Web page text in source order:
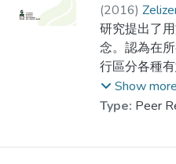
(2016)
Dr. GAO
研究提出了
念。認為在
行區分各種
每一種類型
界，借助各
Show more
Type: Peer